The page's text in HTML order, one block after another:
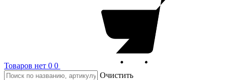
Товаров нет 0 0
Очистить